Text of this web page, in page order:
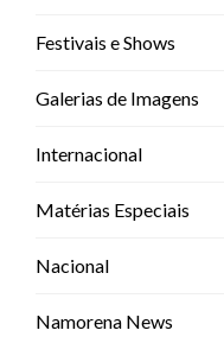
Festivais e Shows
Galerias de Imagens
Internacional
Matérias Especiais
Nacional
Namorena News